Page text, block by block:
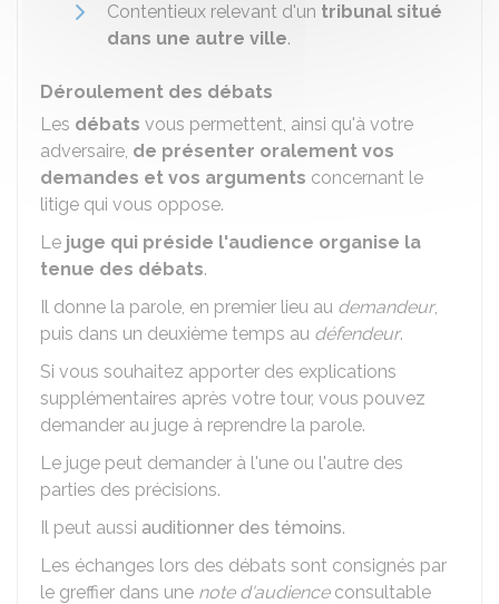
Contentieux relevant d'un tribunal situé
dans une autre ville.
Déroulement des débats
Les débats vous permettent, ainsi qu'à votre
adversaire, de présenter oralement vos
demandes et vos arguments concernant le
litige qui vous oppose.
Le juge qui préside l'audience organise la
tenue des débats.
Il donne la parole, en premier lieu au demandeur,
puis dans un deuxième temps au défendeur.
Si vous souhaitez apporter des explications
supplémentaires après votre tour, vous pouvez
demander au juge à reprendre la parole.
Le juge peut demander à l'une ou l'autre des
parties des précisions.
Il peut aussi auditionner des témoins.
Les échanges lors des débats sont consignés par
le greffier dans une note d'audienceconsultable